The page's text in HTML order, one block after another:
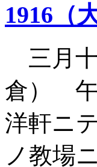
1916（
三月
倉） 午
洋軒ニ
ノ教場